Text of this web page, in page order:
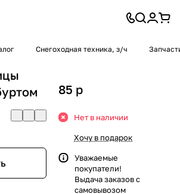
Снегоходная техника, з/ч
85 p
Нет в наличии
Хочу в подарок
Уважаемые
покупатели!
Выдача заказов с
самовывозом